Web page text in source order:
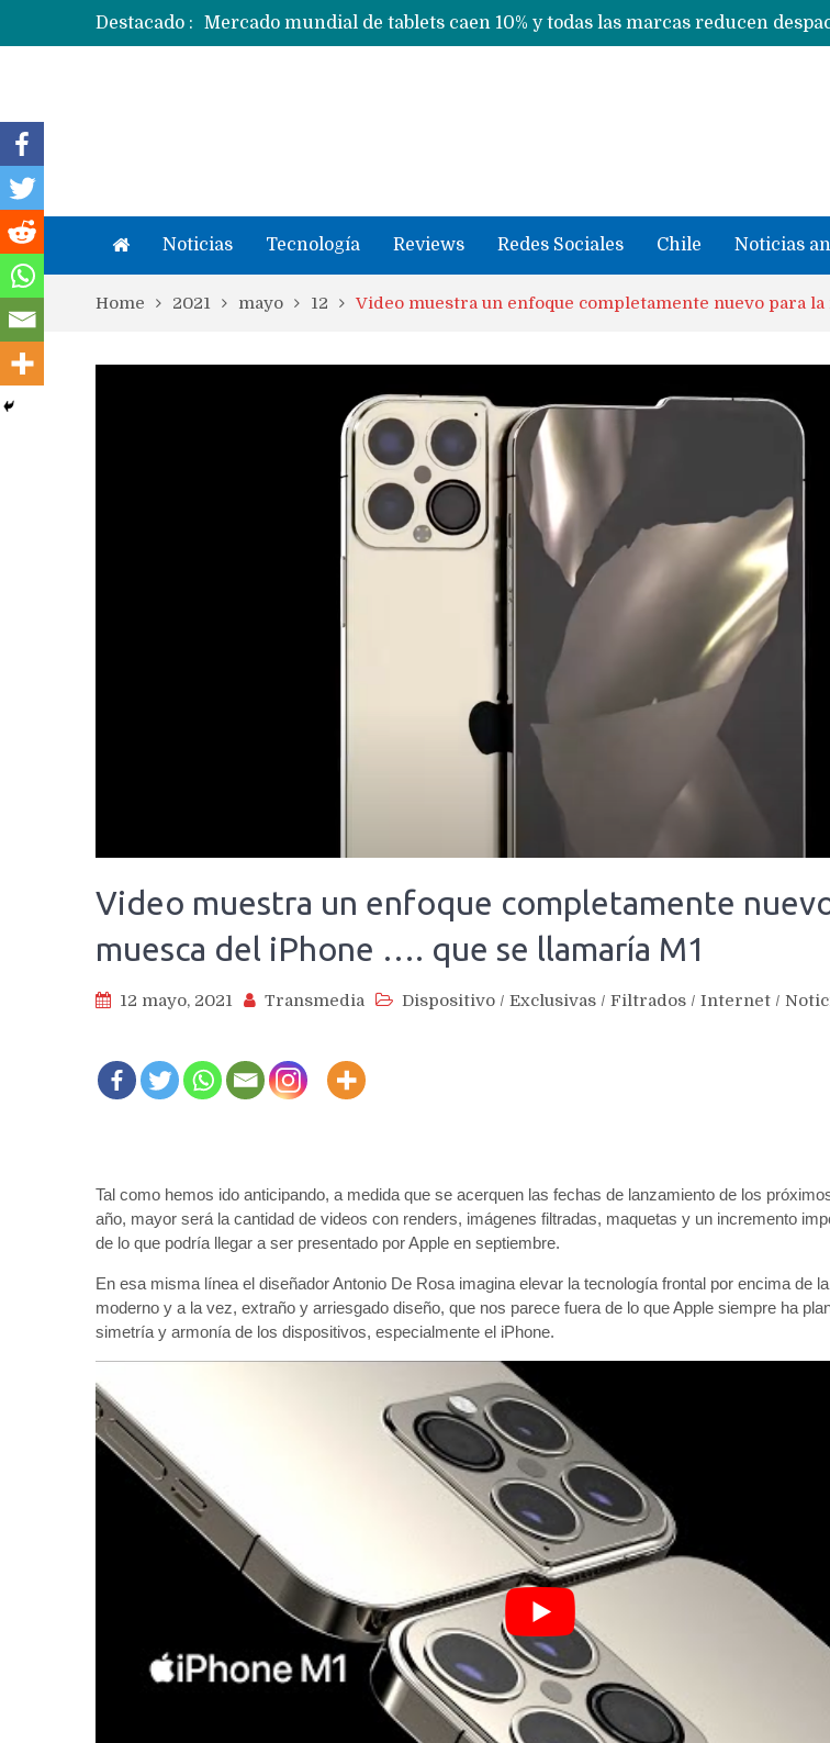
Destacado :
Apple podría subir los precios de sus iPhone 17 a nivel mundial este
Noticias Tecnología Reviews Redes Sociales Chile Noticias
Home 2021 mayo 12 Video muestra un enfoque completamente nuevo para
Video muestra un enfoque completamente
muesca del iPhone …. que se llamaría M1
12 mayo, 2021 Transmedia Dispositivo / Exclusivas / Filtrados / Internet /
Tal como hemos ido anticipando, a medida que se acerquen las fechas de lanzamiento de los
año, mayor será la cantidad de videos con renders, imágenes filtradas, maquetas y un incremento
de lo que podría llegar a ser presentado por Apple en septiembre.
En esa misma línea el diseñador Antonio De Rosa imagina elevar la tecnología frontal por encima de
moderno y a la vez, extraño y arriesgado diseño, que nos parece fuera de lo que Apple siempre ha
simetría y armonía de los dispositivos, especialmente el iPhone.